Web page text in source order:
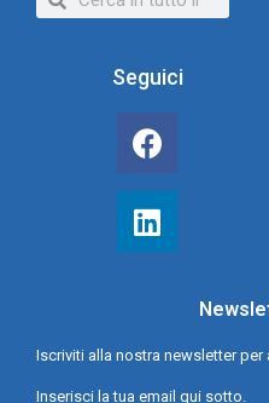
Seguici
Iscriviti alla nostra newsletter
Inserisci la tua email qui sotto.